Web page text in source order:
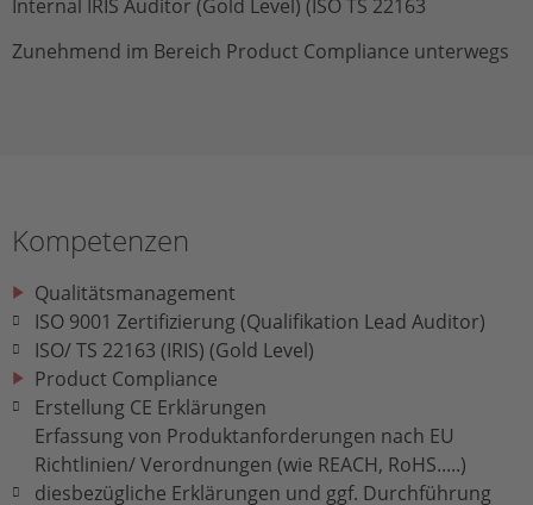
Internal IRIS Auditor (Gold Level) (ISO TS 22163
Zunehmend im Bereich Product Compliance unterwegs
Kompetenzen
Qualitätsmanagement
ISO 9001 Zertifizierung (Qualifikation Lead Auditor)
ISO/ TS 22163 (IRIS) (Gold Level)
Product Compliance
Erstellung CE Erklärungen
Erfassung von Produktanforderungen nach EU
Richtlinien/ Verordnungen (wie REACH, RoHS.....)
diesbezügliche Erklärungen und ggf. Durchführung